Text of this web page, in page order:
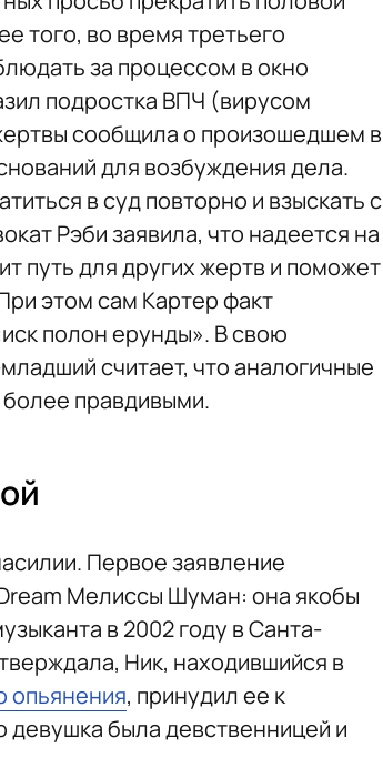
того, во время третьего
за процессом в окно
подростка ВПЧ (вирусом
сообщила о произошедшем в
для возбуждения дела.
в суд повторно и взыскать с
Рэби заявила, что надеется на
путь для других жертв и поможет
этом сам Картер факт
полон ерунды». В свою
считает, что аналогичные
правдивыми.
Первое заявление
Dream Мелиссы Шуман: она якобы
в 2002 году в Санта-
Ник, находившийся в
опьянения, принудил ее к
девушка была девственницей и